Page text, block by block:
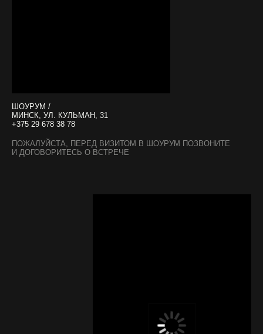
ШОУРУМ /
МИНСК, УЛ. КУЛЬМАН, 31
+375 29 678 38 78
ПОЖАЛУЙСТА, ПЕРЕД ВИЗИТОМ В ШОУРУМ ПОЗВОНИТЕ
И ДОГОВОРИТЕСЬ О ВСТРЕЧЕ